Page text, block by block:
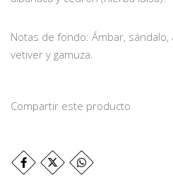
Notas de fondo: Ámbar, sándalo,
vetiver y gamuza.
Compartir este producto